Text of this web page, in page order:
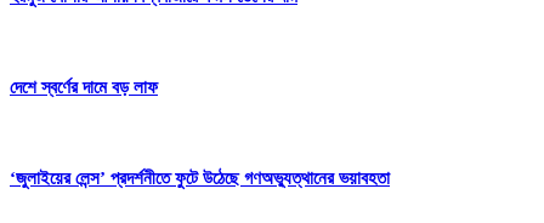
দেশে স্বর্ণের দামে বড় লাফ
‘জুলাইয়ের লেন্স’ প্রদর্শনীতে ফুটে উঠেছে গণঅভ্যুত্থানের ভয়াবহতা